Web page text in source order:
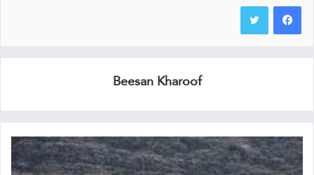
Beesan Kharoof